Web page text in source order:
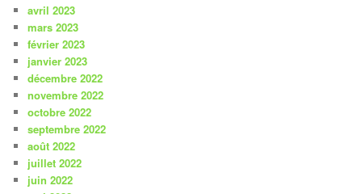
avril 2023
mars 2023
février 2023
janvier 2023
décembre 2022
novembre 2022
octobre 2022
septembre 2022
août 2022
juillet 2022
juin 2022